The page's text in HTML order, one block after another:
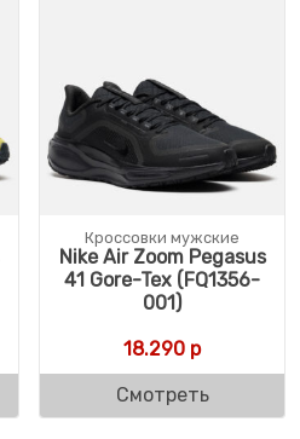
Кроссовки мужские
Nike Air Zoom Pegasus
41 Gore-Tex (FQ1356-
001)
18.290 р
Смотреть